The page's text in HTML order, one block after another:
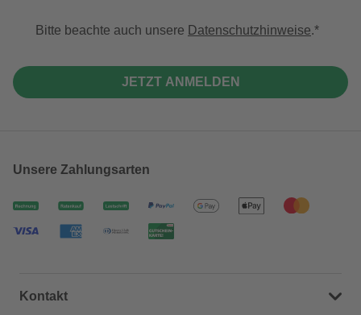
Bitte beachte auch unsere Datenschutzhinweise.
JETZT ANMELDEN
Unsere Zahlungsarten
Kontakt